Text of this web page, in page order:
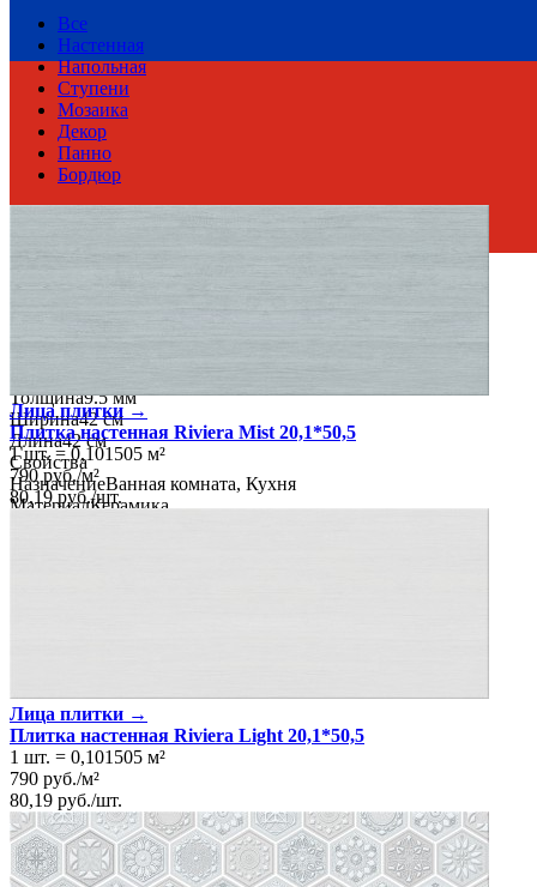
Производитель
AZORI CERAMICA
Толщина9.5 мм
Ширина42 см
Длина42 см
Свойства
НазначениеВанная комната, Кухня
МатериалКерамика
Все
Настенная
Напольная
Ступени
Мозаика
Декор
Панно
Бордюр
Лица плитки →
Плитка настенная Riviera Mist 20,1*50,5
1 шт.=0,101505 м²
790 руб./м²
80,19 руб./шт.
Лица плитки →
Плитка настенная Riviera Light 20,1*50,5
1 шт. = 0,101505 м²
790 руб./м²
80,19 руб./шт.